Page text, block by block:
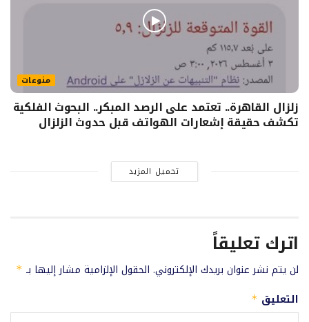
منوعات
زلزال القاهرة.. تعتمد على الرصد المبكر.. البحوث الفلكية
تكشف حقيقة إشعارات الهواتف قبل حدوث الزلزال
تحميل المزيد
اترك تعليقاً
لن يتم نشر عنوان بريدك الإلكتروني. الحقول الإلزامية مشار إليها بـ *
التعليق *